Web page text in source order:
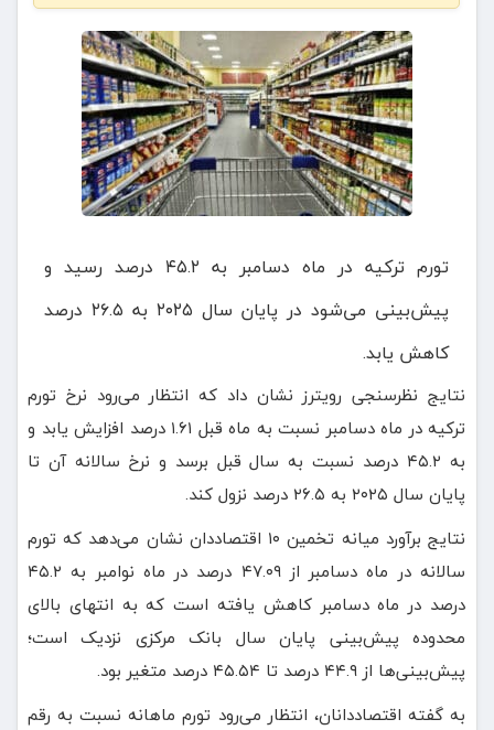
تورم ترکیه در ماه دسامبر به ۴۵.۲ درصد رسید و
پیش‌بینی می‌شود در پایان سال ۲۰۲۵ به ۲۶.۵ درصد
کاهش یابد.
نتایج نظرسنجی رویترز نشان داد که انتظار می‌رود نرخ تورم
ترکیه در ماه دسامبر نسبت به ماه قبل ۱.۶۱ درصد افزایش یابد و
به ۴۵.۲ درصد نسبت به سال قبل برسد و نرخ سالانه آن تا
پایان سال ۲۰۲۵ به ۲۶.۵ درصد نزول کند.
نتایج برآورد میانه تخمین ۱۰ اقتصاددان نشان می‌دهد که تورم
سالانه در ماه دسامبر از ۴۷.۰۹ درصد در ماه نوامبر به ۴۵.۲
درصد در ماه دسامبر کاهش یافته است که به انتهای بالای
محدوده پیش‌بینی پایان سال بانک مرکزی نزدیک‌ است؛
پیش‌بینی‌ها از ۴۴.۹ درصد تا ۴۵.۵۴ درصد متغیر بود.
به گفته اقتصاددانان، انتظار می‌رود تورم ماهانه نسبت به رقم